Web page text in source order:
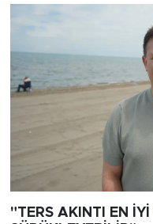
"TERS AKINTI EN